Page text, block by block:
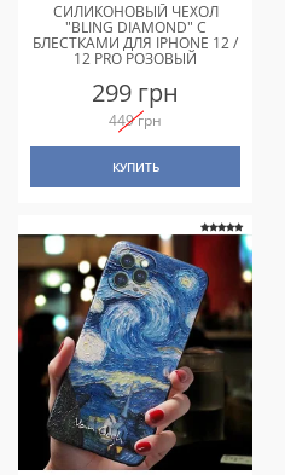
СИЛИКОНОВЫЙ ЧЕХОЛ
"BLING DIAMOND" С
БЛЕСТКАМИ ДЛЯ IPHONE 12 /
12 PRO РОЗОВЫЙ
299 грн
449 грн
КУПИТЬ